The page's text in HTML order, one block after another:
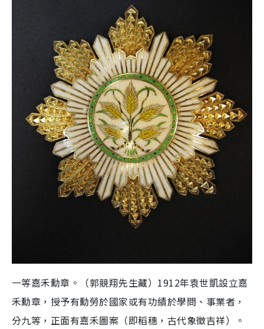
一等嘉禾勳章。（郭競翔先生藏）1912年袁世凱設立嘉
禾勳章，授予有勳勞於國家或有功績於學問、事業者，
分九等，正面有嘉禾圖案（即稻穗，古代象徵吉祥）。